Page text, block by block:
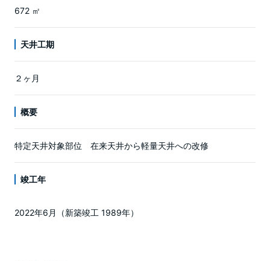
672 ㎡
天井工期
２ヶ月
概要
特定天井対象部位 在来天井から軽量天井への改修
竣工年
2022年6月（新築竣工 1989年）